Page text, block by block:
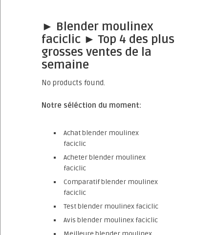
► Blender moulinex
faciclic ► Top 4 des plus
grosses ventes de la
semaine
No products found.
Notre séléction du moment:
Achat blender moulinex
faciclic
Acheter blender moulinex
faciclic
Comparatif blender moulinex
faciclic
Test blender moulinex faciclic
Avis blender moulinex faciclic